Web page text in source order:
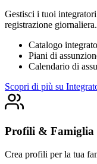
Gestisci i tuoi
registrazione giornaliera.
Catalogo
Piani di
Calendario di
Scopri di più su
Profili & Famiglia
Crea profili per la tua